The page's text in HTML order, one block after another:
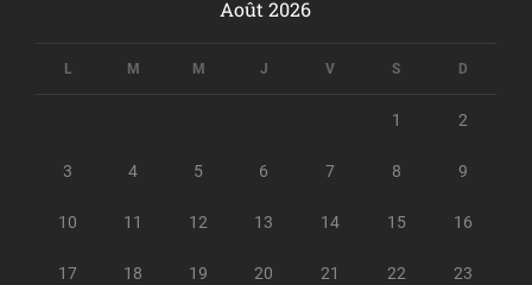
Août 2026
L M M J V S D
1 2
3 4 5 6 7 8 9
10 11 12 13 14 15 16
17 18 19 20 21 22 23